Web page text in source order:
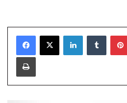
LinkedInTumblr
Yazdır